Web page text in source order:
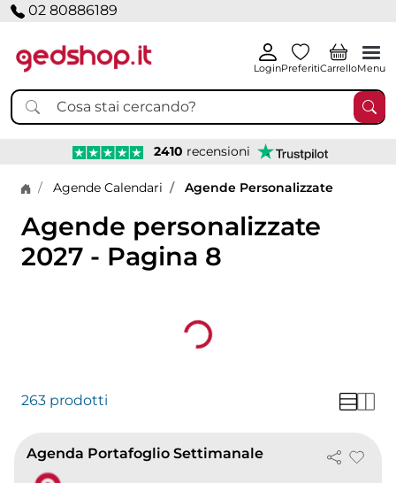
02 80886189
LoginPreferitiCarrelloMenu
2410 recensioni
Home page
Agende Calendari Agende Personalizzate
Agende personalizzate
2027 - Pagina 8
Loading...
263 prodotti
Agenda Portafoglio Settimanale